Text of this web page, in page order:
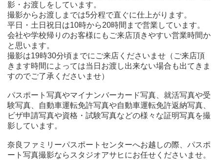
影・お渡しをしています。
撮影からお渡しまでは5分程で直ぐに仕上がります。
平日・土日祝日は10時から20時間まで営業しています。
会社や学校帰りのお客様にもご来店頂きやすい営業時間か
と思います。
撮影は19時30分頃までにご来店くださいませ（ご来店頂
きます時間によっては当日お渡し出来ない場合も出てきま
すのでご了承くださいませ）
パスポート写真やマイナンバーカード写真、就活写真や受
験写真、自動車運転免許写真や自動車運転免許返納写真、
ビザ申請写真や資格・試験写真などの様々な証明写真を撮
影しています。
奈良ファミリーパスポートセンターへお越しの際、パスポ
ート写真撮影ならスタジオアサヒにお任せくださいませ。